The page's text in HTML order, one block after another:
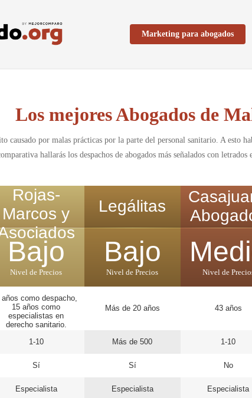
Marketing para abogados
Los mejores Abogados de
causado por malas prácticas por la parte del personal sanitario. A esto
hallarás los despachos de abogados más señalados con
Rojas-
Marcos y
Bajo
Nivel de Precios
años como despacho,
15 años como
especialistas en
derecho sanitario.
1-10
Sí
Especialista
Legálitas
Bajo
Nivel de Precios
Más de 20 años
Más de 500
Sí
Especialista
Nivel de
43 años
1-10
No
Especialista